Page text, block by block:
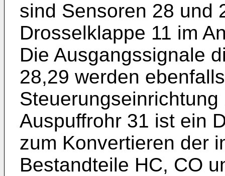
sind Sensoren 28 und
Drosselklappe 11 im
Die Ausgangssignale
28,29 werden
Auspuffrohr 31 ist ein
zum Konvertieren der
Bestandteile HC, CO